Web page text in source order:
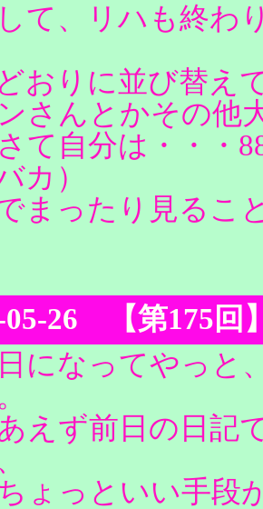
て、リハも終わ
おりに並び替え
さんとかその他
て自分は・・・
カ）
まったり見るこ
05-26 【第175回
になってやっと
えず前日の日記
ょっといい手段